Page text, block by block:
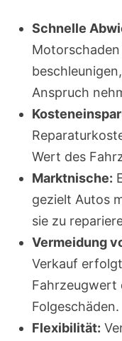
Schnelle
Anspruch
Wert des
Marktnische:
gezielt Autos
sie zu
Vermeidung
Verkauf
Fahrzeugwert
Folgeschäden.
Flexibilität: